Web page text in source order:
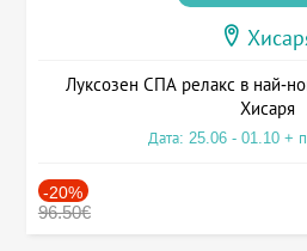
Луксозен СПА релакс в най-
Хисаря
Дата: 25.06 - 01.10 +
-20%
96.50€